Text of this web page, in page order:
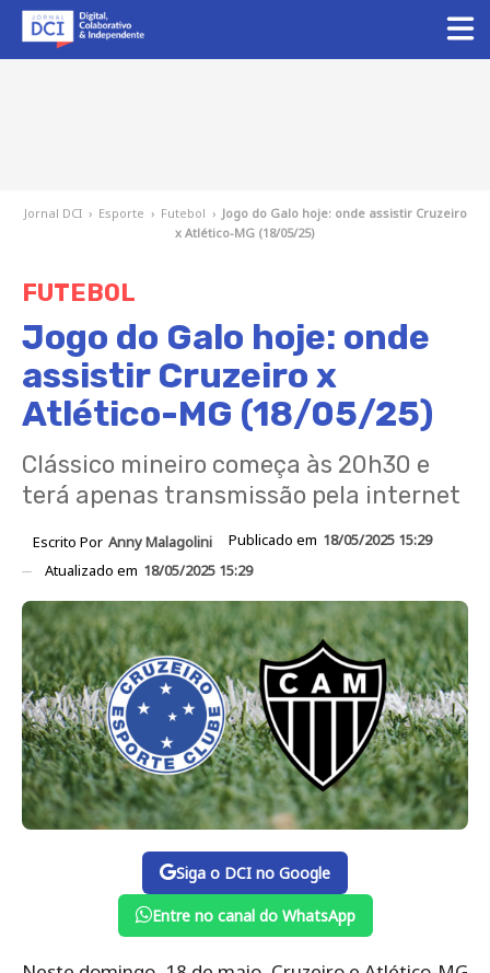
Jornal DCI › Esporte › Futebol › Jogo do Galo hoje: onde assistir Cruzeiro
x Atlético-MG (18/05/25)
FUTEBOL
Jogo do Galo hoje: onde
assistir Cruzeiro x
Atlético-MG (18/05/25)
Clássico mineiro começa às 20h30 e
terá apenas transmissão pela internet
Escrito Por Anny Malagolini Publicado em 18/05/2025 15:29
Atualizado em 18/05/2025 15:29
Siga o DCI no Google
Entre no canal do WhatsApp